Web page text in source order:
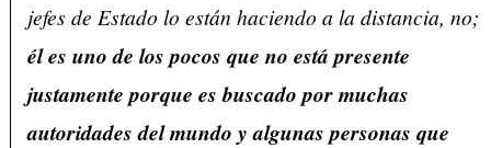
jefes de Estado lo están haciendo a la distancia, no;
él es uno de los pocos que no está presente
justamente porque es buscado por muchas
autoridades del mundo y algunas personas que